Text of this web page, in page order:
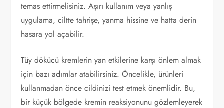
temas ettirmelisiniz. Aşırı kullanım veya yanlış
uygulama, ciltte tahrişe, yanma hissine ve hatta derin
hasara yol açabilir.
Tüy dökücü kremlerin yan etkilerine karşı önlem almak
için bazı adımlar atabilirsiniz. Öncelikle, ürünleri
kullanmadan önce cildinizi test etmek önemlidir. Bu,
bir küçük bölgede kremin reaksiyonunu gözlemleyerek